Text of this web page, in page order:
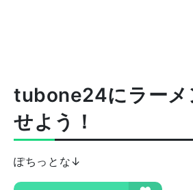
tubone24にラーメ
せよう！
ぽちっとな↓